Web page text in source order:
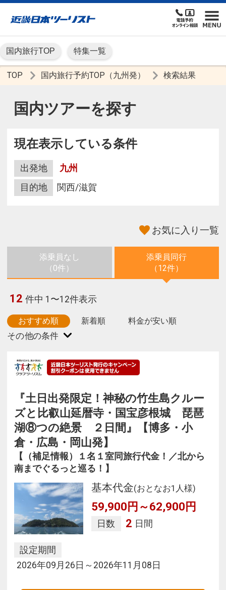
国内旅行TOP 特集一覧
TOP 国内旅行予約TOP（九州発） 検索結果
国内ツアーを探す
現在表示している条件
出発地
九州
目的地
関西/滋賀
お気に入り一覧
添乗員なし
（0件）
添乗員同行
（12件）
12 件中 1〜12件表示
おすすめ順 新着順 料金が安い順
『土日出発限定！神秘の竹生島クルー
ズと比叡山延暦寺・国宝彦根城 琵琶
湖⑧つの絶景 ２日間』【博多・小
倉・広島・岡山発】
【（補足情報）１名１室同旅行代金！／北から
南までぐるっと巡る！】
基本代金(おとなお1人様)
59,900円～62,900円
日数 2 日間
設定期間
2026年09月26日～2026年11月08日